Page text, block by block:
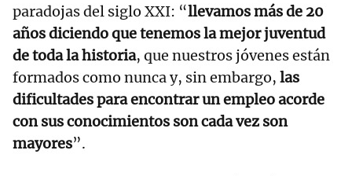
paradojas del siglo XXI: “llevamos más de 20
años diciendo que tenemos la mejor juventud
de toda la historia, que nuestros jóvenes están
formados como nunca y, sin embargo, las
dificultades para encontrar un empleo acorde
con sus conocimientos son cada vez son
mayores”.